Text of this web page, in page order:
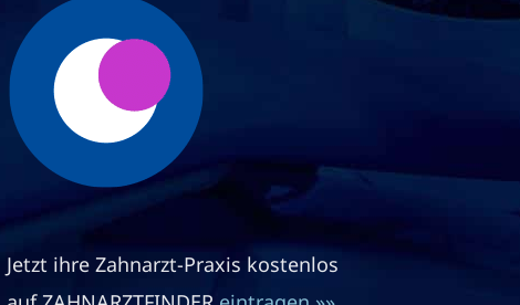
Jetzt ihre Zahnarzt-Praxis kostenlos